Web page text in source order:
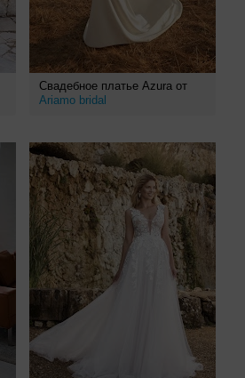
Свадебное платье Azura от
Ariamo bridal